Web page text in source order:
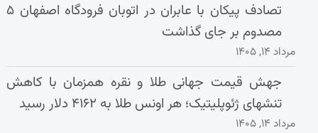
تصادف پیکان با عابران در اتوبان فرودگاه اصفهان ۵
مصدوم بر جای گذاشت
مرداد ۱۴, ۱۴۰۵
جهش قیمت جهانی طلا و نقره همزمان با کاهش
تنشهای ژئوپلیتیک؛ هر اونس طلا به ۴۱۶۲ دلار رسید
مرداد ۱۴, ۱۴۰۵